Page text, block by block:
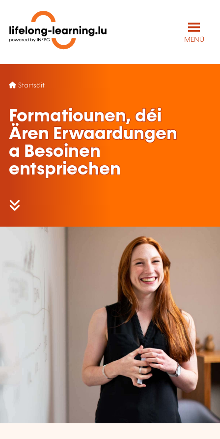
MENÜ
Startsäit
Formatiounen, déi
Ären Erwaardungen
a Besoinen
entspriechen